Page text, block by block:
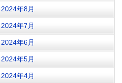
2024年8月
2024年7月
2024年6月
2024年5月
2024年4月